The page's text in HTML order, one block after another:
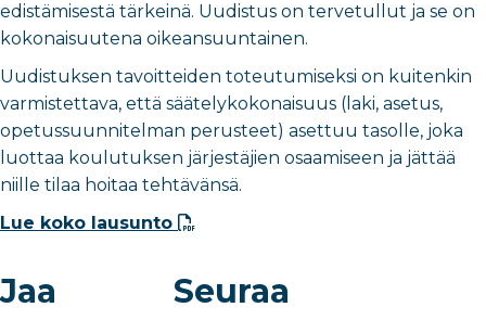
edistämisestä tärkeinä. Uudistus on tervetullut ja se on
kokonaisuutena oikeansuuntainen.
Uudistuksen tavoitteiden toteutumiseksi on kuitenkin
varmistettava, että säätelykokonaisuus (laki, asetus,
opetussuunnitelman perusteet) asettuu tasolle, joka
luottaa koulutuksen järjestäjien osaamiseen ja jättää
niille tilaa hoitaa tehtävänsä.
Lue koko lausunto
Jaa Seuraa